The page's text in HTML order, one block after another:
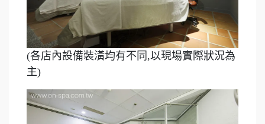
(各店內設備裝潢均有不同,以現場實際狀況為
主)